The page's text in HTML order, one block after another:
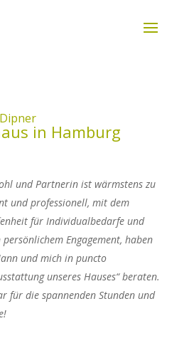
in Hamburg
und Partnerin ist wärmstens zu
und professionell, mit dem
für Individualbedarfe und
Engagement, haben
und mich in puncto
unseres Hauses“ beraten.
für die spannenden Stunden und